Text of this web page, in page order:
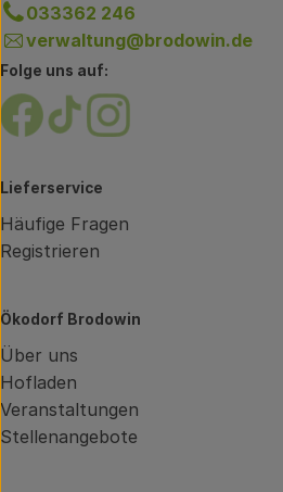
033362 246
verwaltung@brodowin.de
Folge uns auf:
Externer Link zu https://
Externer Link zu
Externer Link zu
Lieferservice
Häufige Fragen
Registrieren
Ökodorf Brodowin
Über uns
Hofladen
Veranstaltungen
Stellenangebote